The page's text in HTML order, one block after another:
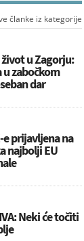
članke iz kategorije
u Zagorju:
u zabočkom
dar
prijavljena na
najbolji EU
Neki će točiti